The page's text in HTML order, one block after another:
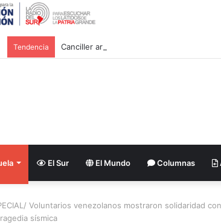
Tendencia Canciller argentino se suma al pedido de
El Sur El Mundo Columnas
Voluntarios venezolanos mostraron solidaridad
sísmica